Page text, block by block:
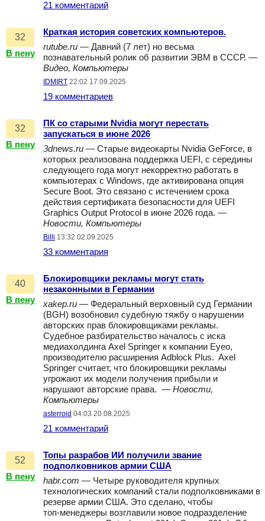
21 комментарий
32
В пену
Краткая история советских компьютеров.
rutube.ru — Давний (7 лет) но весьма
познавательный ролик об развитии ЭВМ в СССР. —
Видео, Компьютеры
IDMIRT 22:02 17.09.2025
19 комментариев
32
В пену
ПК со старыми Nvidia могут перестать
запускаться в июне 2026
3dnews.ru — Старые видеокарты Nvidia GeForce, в
которых реализована поддержка UEFI, с середины
следующего года могут некорректно работать в
компьютерах с Windows, где активирована опция
Secure Boot. Это связано с истечением срока
действия сертификата безопасности для UEFI
Graphics Output Protocol в июне 2026 года. —
Новости, Компьютеры
Billi 13:32 02.09.2025
33 комментария
40
В пену
Блокировщики рекламы могут стать
незаконными в Германии
xakep.ru — Федеральный верховный суд Германии
(BGH) возобновил судебную тяжбу о нарушении
авторских прав блокировщиками рекламы.
Судебное разбирательство началось с иска
медиахолдинга Axel Springer к компании Eyeo,
производителю расширения Adblock Plus. Axel
Springer считает, что блокировщики рекламы
угрожают их модели получения прибыли и
нарушают авторские права. — Новости,
Компьютеры
asterroid 04:03 20.08.2025
21 комментарий
52
В пену
Топы разрабов ИИ получили звание
подполковников армии США
habr.com — Четыре руководителя крупных
технологических компаний стали подполковниками в
резерве армии США. Это сделано, чтобы
топ‑менеджеры возглавили новое подразделение